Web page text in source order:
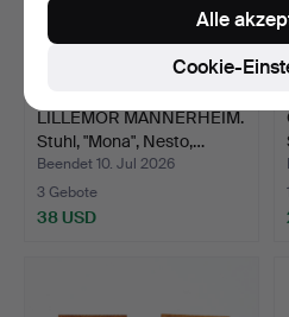
LILLEMOR MANNERHEIM.
Stuhl, "Mona", Nesto,…
Beendet 10. Jul 2026
3 Gebote
38 USD
Cookie-
Alle